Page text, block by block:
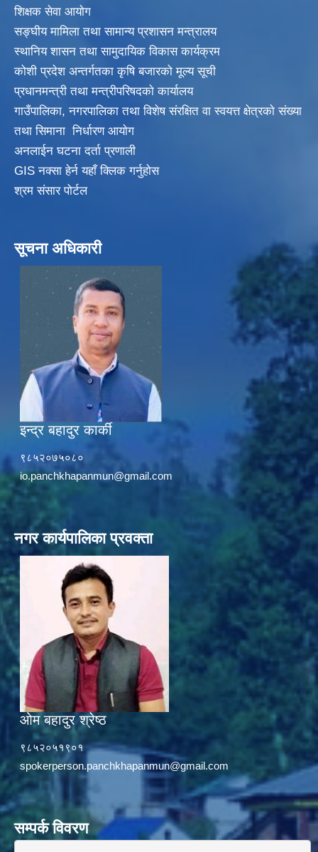
शिक्षक सेवा आयाेग
सङ्‍घीय मामिला तथा सामान्य प्रशासन मन्त्रालय
स्थानिय शासन तथा सामुदायिक विकास कार्यक्रम
कोशी प्रदेश अन्तर्गतका कृषि बजारको मूल्य सूची
प्रधानमन्त्री तथा मन्त्रीपरिषदकाे कार्यालय
गाउँपालिका, नगरपालिका तथा विशेष संरक्षित वा स्वयत्त क्षेत्रकाे संख्या
तथा सिमाना निर्धारण आयाेग
अनलाईन घटना दर्ता प्रणाली
GIS नक्सा हेर्न यहाँ क्लिक गर्नुहाेस
श्रम संसार पोर्टल
सूचना अधिकारी
इन्द्र बहादुर कार्की
९८५२०७५०८०
io.panchkhapanmun@gmail.com
नगर कार्यपालिका प्रवक्ता
ओम बहादुर श्रेष्ठ
९८५२०५१९०१
spokerperson.panchkhapanmun@gmail.com
सम्पर्क विवरण